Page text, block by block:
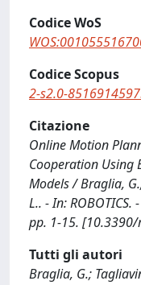
Codice WoS
Codice Scopus
2-s2.0-
Citazione
Online Motion
Cooperation Using
Models / Braglia,
L.. - In:
pp. 1-15.
Tutti gli autori
Braglia, G.;